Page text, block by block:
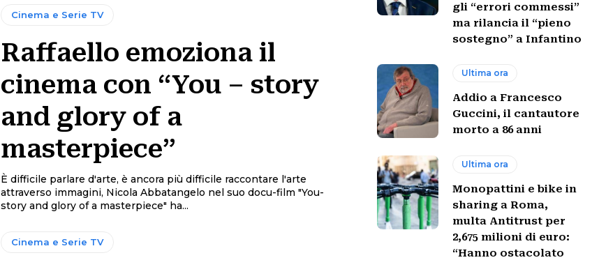
Cinema e Serie TV
Raffaello emoziona il
cinema con “You – story
and glory of a
masterpiece”
È difficile parlare d'arte, è ancora più difficile raccontare l'arte
attraverso immagini, Nicola Abbatangelo nel suo docu-film "You-
story and glory of a masterpiece" ha...
Cinema e Serie TV
gli “errori commessi”
ma rilancia il “pieno
sostegno” a Infantino
Ultima ora
Addio a Francesco
Guccini, il cantautore
morto a 86 anni
Ultima ora
Monopattini e bike in
sharing a Roma,
multa Antitrust per
2,675 milioni di euro:
“Hanno ostacolato